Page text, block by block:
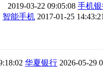
2019-03-22 09:05:08 手机
智能手机 2017-01-25 14:43:21
华夏银行 2026-05-29